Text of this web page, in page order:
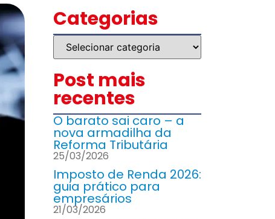
Categorias
Post mais
recentes
O barato sai caro – a
nova armadilha da
Reforma Tributária
25/03/2026
Imposto de Renda 2026:
guia prático para
empresários
21/03/2026